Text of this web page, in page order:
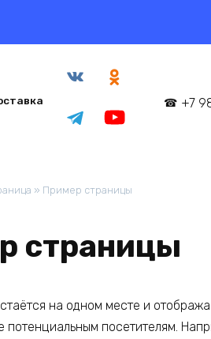
+7
» Пример страницы
страницы
на одном месте и
посетителям.